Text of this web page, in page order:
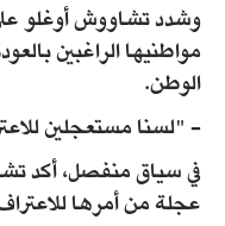
وشدد تشاووش أوغلو
مواطنيها الراغبين
الوطن.
- "لسنا مستعجلين
في سياق منفصل، أكد
عجلة من أمرها